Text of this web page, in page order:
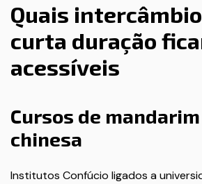
Quais
curta duração
acessíveis
Cursos de
chinesa
Institutos Confúcio ligados a